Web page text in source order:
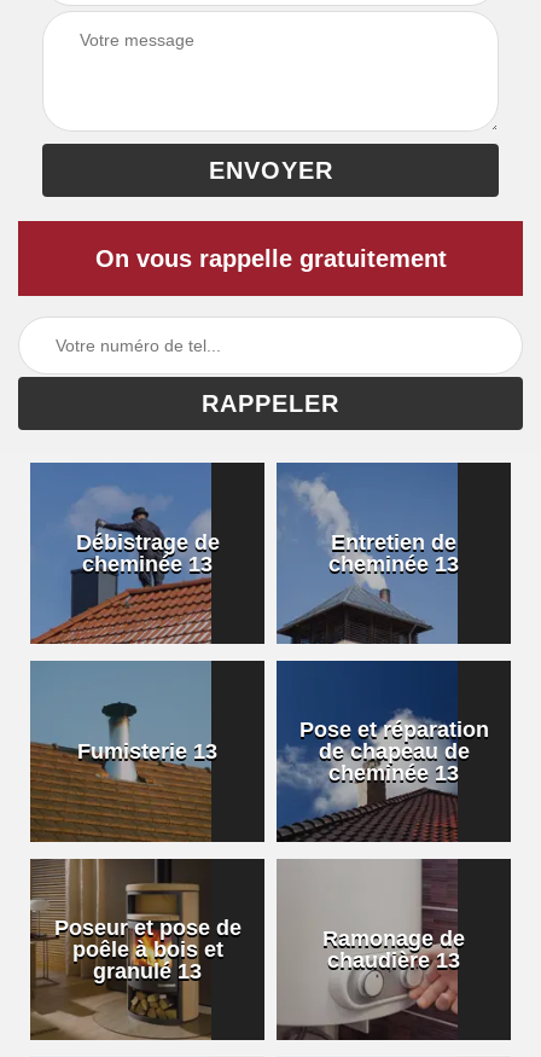
On vous rappelle gratuitement
Débistrage de
cheminée 13
Entretien de
cheminée 13
Fumisterie 13
Pose et réparation
de chapeau de
cheminée 13
Poseur et pose de
poêle à bois et
granulé 13
Ramonage de
chaudière 13